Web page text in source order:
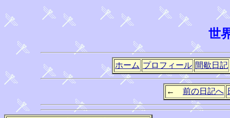
世
ホーム プロフィール 間歇日記
← 前の日記へ